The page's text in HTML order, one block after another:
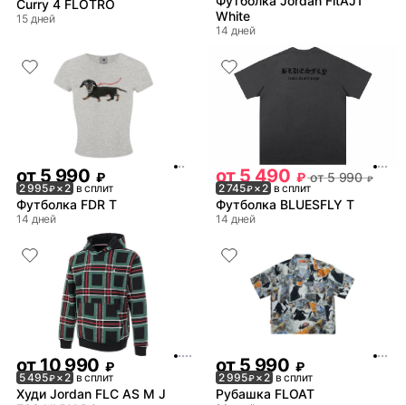
Curry 4 FLOTRO
15 дней
White
14 дней
от5 990 ₽
2 995₽× 2 в сплит
Футболка FDR T
14 дней
от5 490 ₽ от 5 990 ₽
2 745₽× 2 в сплит
Футболка BLUESFLY T
14 дней
от10 990 ₽
5 495₽× 2 в сплит
Худи Jordan FLC AS M J
от5 990 ₽
2 995₽× 2 в сплит
Рубашка FLOAT